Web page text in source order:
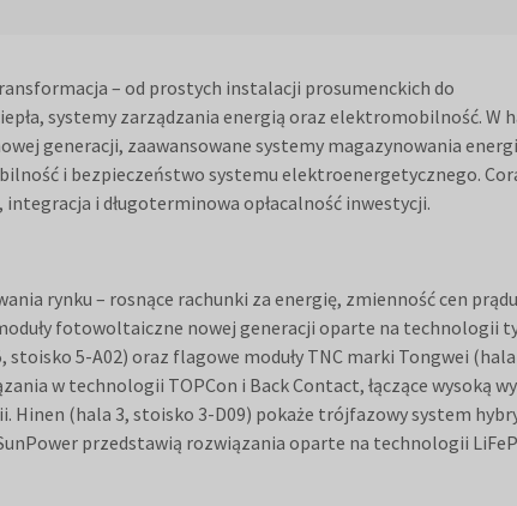
– od prostych instalacji prosumenckich do
systemy zarządzania energią oraz elektromobilność. W
generacji, zaawansowane systemy magazynowania
i bezpieczeństwo systemu elektroenergetycznego.
i długoterminowa opłacalność inwestycji.
rynku – rosnące rachunki za energię, zmienność cen
fotowoltaiczne nowej generacji oparte na technologii
stoisko 5-A02) oraz flagowe moduły TNC marki Tongwei
w technologii TOPCon i Back Contact, łączące wysoką
(hala 3, stoisko 3-D09) pokaże trójfazowy system
przedstawią rozwiązania oparte na technologii